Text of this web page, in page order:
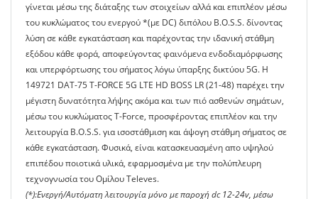
γίνεται μέσω της διάταξης των στοιχείων αλλά και επιπλέον μέσω
του κυκλώματος του ενεργού *(με DC) διπόλου Β.Ο.S.S. δίνοντας
λύση σε κάθε εγκατάσταση και παρέχοντας την ιδανική στάθμη
εξόδου κάθε φορά, αποφεύγοντας φαινόμενα ενδοδιαμόρφωσης
και υπερφόρτωσης του σήματος λόγω ύπαρξης δικτύου 5G. Η
149721 DAT-75 T-FORCE 5G LTE HD BOSS LR (21-48) παρέχει την
μέγιστη δυνατότητα λήψης ακόμα και των πιό ασθενών σημάτων,
μέσω του κυκλώματος T-Force, προσφέροντας επιπλέον και την
λειτουργία B.O.S.S. για ισοστάθμιση και άψογη στάθμη σήματος σε
κάθε εγκατάσταση. Φυσικά, είναι κατασκευασμένη απο υψηλού
επιπέδου ποιοτικά υλικά, εφαρμοσμένα με την πολύπλευρη
τεχνογνωσία του Ομίλου Televes.
(*):Ενεργή/Αυτόματη λειτουργία μόνο με παροχή dc 12-24v, μέσω